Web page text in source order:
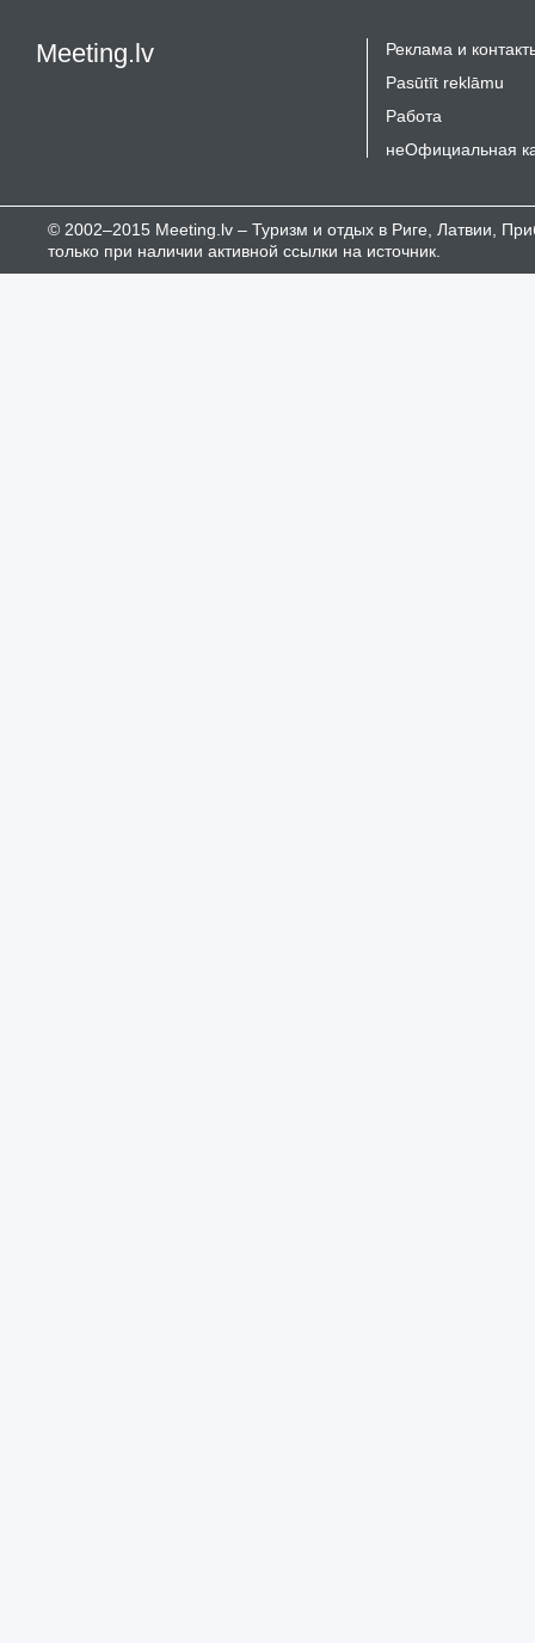
Meeting.lv
Реклама и
Pasūtīt reklāmu
Работа
неОфициальная
© 2002–2015 Meeting.lv – Туризм и отдых в Риге, Латвии,
только при наличии активной ссылки на источник.